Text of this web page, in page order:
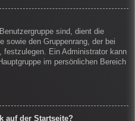
sind, dient die
sowie den Gruppenrang, der bei
festzulegen. Ein Administrator kann
im persönlichen Bereich
auf der Startseite?